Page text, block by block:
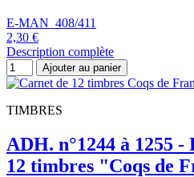
E-MAN_408/411
2,30 €
Description complète
Ajouter au panier
TIMBRES
ADH. n°1244 à 1255 -
12 timbres "Coqs de